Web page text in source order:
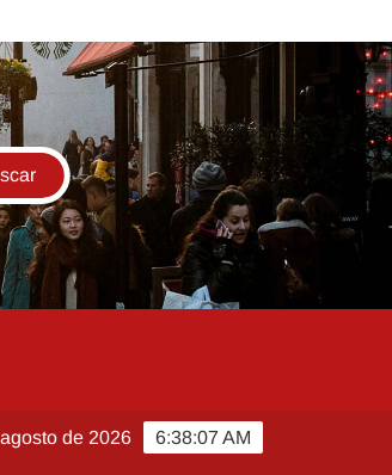
brote activo de ciclosporiasis en México y
6:38:07 AM
de 2026